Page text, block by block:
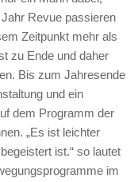
Revue passieren
Zeitpunkt mehr als
zu Ende und daher
Bis zum Jahresende
und ein
dem Programm der
„Es ist leichter
ist.“ so lautet
im